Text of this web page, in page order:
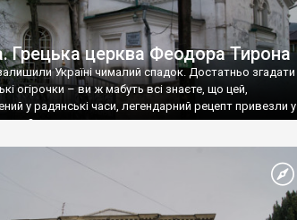
Грецька церква Феодора Тирона
Україні чималий спадок. Достатньо згадати
огірочки – ви ж мабуть всі знаєте, що цей,
у радянські часи, легендарний рецепт привезли у